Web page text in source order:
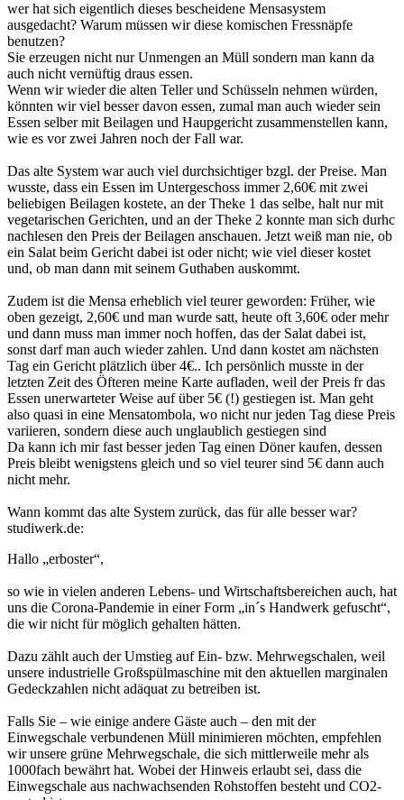
wer hat sich eigentlich dieses bescheidene Mensasystem
ausgedacht? Warum müssen wir diese komischen Fressnäpfe
benutzen?
Sie erzeugen nicht nur Unmengen an Müll sondern man kann da
auch nicht vernüftig draus essen.
Wenn wir wieder die alten Teller und Schüsseln nehmen würden,
könnten wir viel besser davon essen, zumal man auch wieder sein
Essen selber mit Beilagen und Haupgericht zusammenstellen kann,
wie es vor zwei Jahren noch der Fall war.
Das alte System war auch viel durchsichtiger bzgl. der Preise. Man
wusste, dass ein Essen im Untergeschoss immer 2,60€ mit zwei
beliebigen Beilagen kostete, an der Theke 1 das selbe, halt nur mit
vegetarischen Gerichten, und an der Theke 2 konnte man sich durhc
nachlesen den Preis der Beilagen anschauen. Jetzt weiß man nie, ob
ein Salat beim Gericht dabei ist oder nicht; wie viel dieser kostet
und, ob man dann mit seinem Guthaben auskommt.
Zudem ist die Mensa erheblich viel teurer geworden: Früher, wie
oben gezeigt, 2,60€ und man wurde satt, heute oft 3,60€ oder mehr
und dann muss man immer noch hoffen, das der Salat dabei ist,
sonst darf man auch wieder zahlen. Und dann kostet am nächsten
Tag ein Gericht plätzlich über 4€.. Ich persönlich musste in der
letzten Zeit des Öfteren meine Karte aufladen, weil der Preis fr das
Essen unerwarteter Weise auf über 5€ (!) gestiegen ist. Man geht
also quasi in eine Mensatombola, wo nicht nur jeden Tag diese Preis
variieren, sondern diese auch unglaublich gestiegen sind
Da kann ich mir fast besser jeden Tag einen Döner kaufen, dessen
Preis bleibt wenigstens gleich und so viel teurer sind 5€ dann auch
nicht mehr.
Wann kommt das alte System zurück, das für alle besser war?
studiwerk.de:
Hallo „erboster“,
so wie in vielen anderen Lebens- und Wirtschaftsbereichen auch, hat
uns die Corona-Pandemie in einer Form „in´s Handwerk gefuscht“,
die wir nicht für möglich gehalten hätten.
Dazu zählt auch der Umstieg auf Ein- bzw. Mehrwegschalen, weil
unsere industrielle Großspülmaschine mit den aktuellen marginalen
Gedeckzahlen nicht adäquat zu betreiben ist.
Falls Sie – wie einige andere Gäste auch – den mit der
Einwegschale verbundenen Müll minimieren möchten, empfehlen
wir unsere grüne Mehrwegschale, die sich mittlerweile mehr als
1000fach bewährt hat. Wobei der Hinweis erlaubt sei, dass die
Einwegschale aus nachwachsenden Rohstoffen besteht und CO2-